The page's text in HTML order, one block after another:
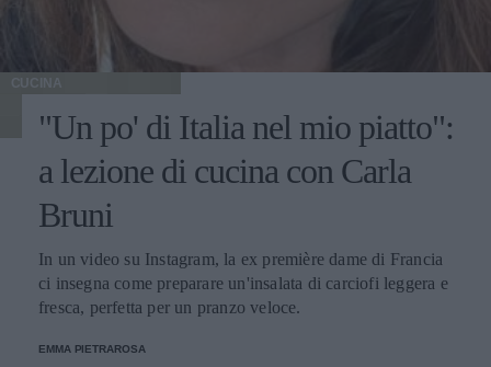
CUCINA
"Un po' di Italia nel mio piatto":
a lezione di cucina con Carla
Bruni
In un video su Instagram, la ex première dame di Francia
ci insegna come preparare un'insalata di carciofi leggera e
fresca, perfetta per un pranzo veloce.
EMMA PIETRAROSA